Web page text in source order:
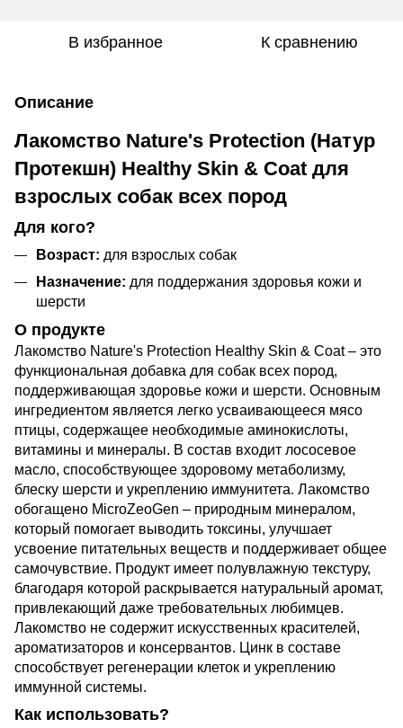
В избранное К сравнению
Описание
Лакомство Nature's Protection (Натур
Протекшн) Healthy Skin & Coat для
взрослых собак всех пород
Для кого?
Возраст: для взрослых собак
Назначение: для поддержания здоровья кожи и
шерсти
О продукте
Лакомство Nature's Protection Healthy Skin & Coat – это
функциональная добавка для собак всех пород,
поддерживающая здоровье кожи и шерсти. Основным
ингредиентом является легко усваивающееся мясо
птицы, содержащее необходимые аминокислоты,
витамины и минералы. В состав входит лососевое
масло, способствующее здоровому метаболизму,
блеску шерсти и укреплению иммунитета. Лакомство
обогащено MicroZeoGen – природным минералом,
который помогает выводить токсины, улучшает
усвоение питательных веществ и поддерживает общее
самочувствие. Продукт имеет полувлажную текстуру,
благодаря которой раскрывается натуральный аромат,
привлекающий даже требовательных любимцев.
Лакомство не содержит искусственных красителей,
ароматизаторов и консервантов. Цинк в составе
способствует регенерации клеток и укреплению
иммунной системы.
Как использовать?